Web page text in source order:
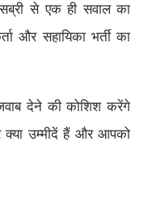
से एक ही सवाल का
और सहायिका भर्ती का
देने की कोशिश करेंगे
उम्मीदें हैं और आपको